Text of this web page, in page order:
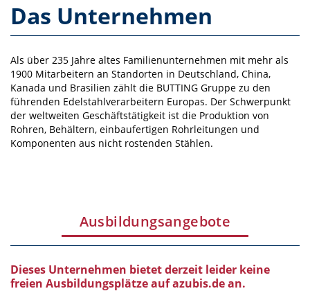
Das Unternehmen
Als über 235 Jahre altes Familienunternehmen mit mehr als
1900 Mitarbeitern an Standorten in Deutschland, China,
Kanada und Brasilien zählt die BUTTING Gruppe zu den
führenden Edelstahlverarbeitern Europas. Der Schwerpunkt
der weltweiten Geschäftstätigkeit ist die Produktion von
Rohren, Behältern, einbaufertigen Rohrleitungen und
Komponenten aus nicht rostenden Stählen.
Ausbildungsangebote
Dieses Unternehmen bietet derzeit leider keine
freien Ausbildungsplätze auf azubis.de an.